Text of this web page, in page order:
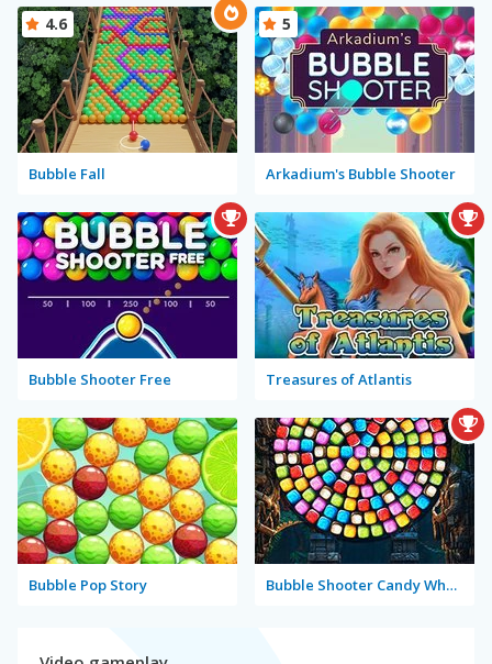
Bubble Fall
4.6
Arkadium's Bubble Shooter
5
Bubble Shooter Free Treasures of Atlantis
Bubble Pop Story Bubble Shooter Candy Wheel Level Pack